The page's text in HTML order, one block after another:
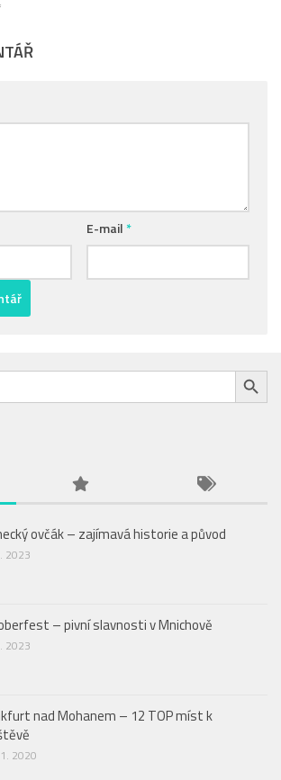
E-mail*
Search Button
ovčák – zajímavá historie a původ
2023
– pivní slavnosti v Mnichově
2023
nad Mohanem – 12 TOP míst k
2020